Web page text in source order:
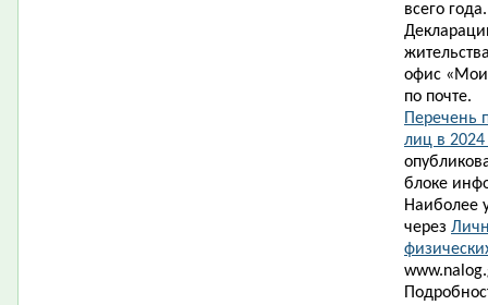
всего года.
офис
по почте.
Перечень
лиц в 2024
блоке
Наиболее
через